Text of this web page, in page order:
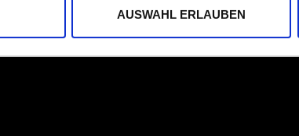
AUSWAHL ERLAUBEN